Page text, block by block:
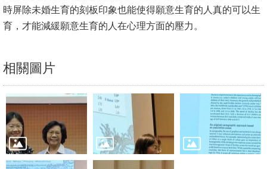
學
輔
款
教
研
資
源
與
時屏除未婚生育的刻板印象也能使得願意生育的人真的可以生
育，才能減緩願意生育的人在心理方面的壓力。
相關圖片